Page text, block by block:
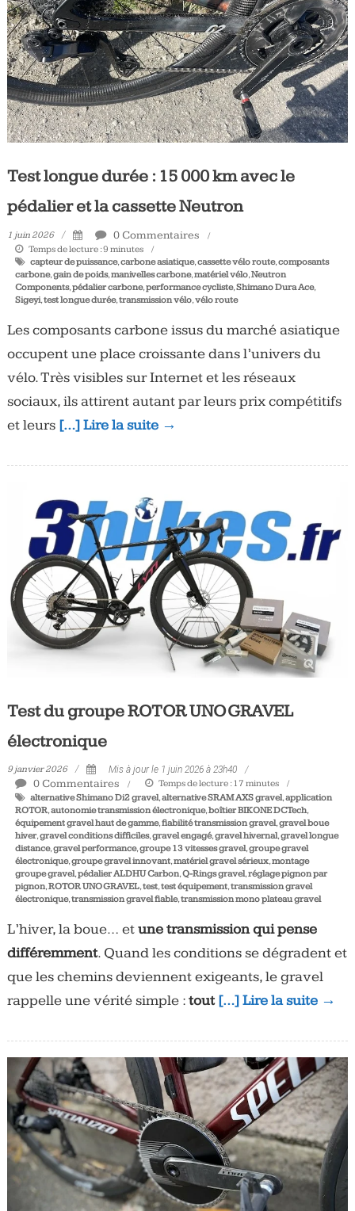
Tous
les
jours,
votre
actualité
vélo
et
triathlon
Test longue durée : 15 000 km avec le
pédalier et la cassette Neutron
1 juin 2026 0 Commentaires
Temps de lecture :9 minutes
capteur de puissance,carbone asiatique,cassette vélo route,composants
carbone,gain de poids,manivelles carbone,matériel vélo,Neutron
Components,pédalier carbone,performance cycliste,Shimano Dura Ace,
Sigeyi,test longue durée,transmission vélo,vélo route
Les composants carbone issus du marché asiatique
occupent une place croissante dans l’univers du
vélo. Très visibles sur Internet et les réseaux
sociaux, ils attirent autant par leurs prix compétitifs
et leurs […] Lire la suite →
Test du groupe ROTOR UNO GRAVEL
électronique
9 janvier 2026 Mis à jour le 1 juin 2026 à 23h40
0 Commentaires Temps de lecture : 17 minutes
alternative Shimano Di2 gravel,alternative SRAM AXS gravel,application
ROTOR,autonomie transmission électronique,boîtier BIKONE DCTech,
équipement gravel haut de gamme,fiabilité transmission gravel,gravel boue
hiver,gravel conditions difficiles,gravel engagé,gravel hivernal,gravel longue
distance,gravel performance,groupe 13 vitesses gravel,groupe gravel
électronique,groupe gravel innovant,matériel gravel sérieux,montage
groupe gravel,pédalier ALDHU Carbon,Q-Rings gravel,réglage pignon par
pignon,ROTOR UNO GRAVEL,test,test équipement,transmission gravel
électronique,transmission gravel fiable,transmission mono plateau gravel
L’hiver, la boue… etune transmission qui pense
différemment. Quand les conditions se dégradent et
que les chemins deviennent exigeants, le gravel
rappelle une vérité simple :tout[…] Lire la suite →